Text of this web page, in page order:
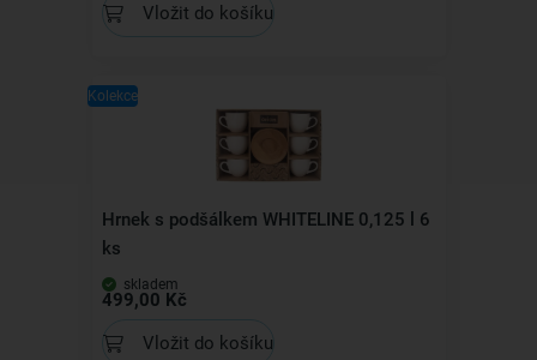
Vložit do košíku
Kolekce
Hrnek s podšálkem WHITELINE 0,125 l 6
ks
skladem
499,00 Kč
Vložit do košíku